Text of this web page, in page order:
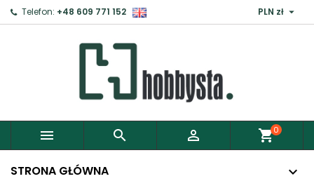
Telefon: +48 609 771 152 PLN zł 
   shopping_cart0
STRONA GŁÓWNA